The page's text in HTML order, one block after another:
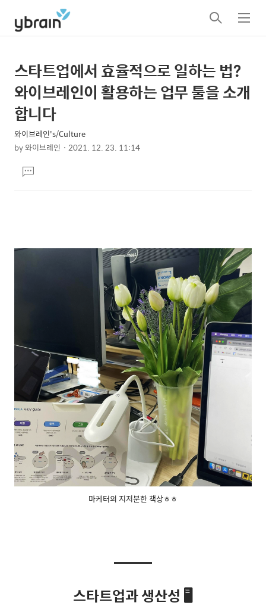
검
색
메
뉴
상
세
컨
텐
츠
본
제
목
스타트업에서 효율적으로 일하는 법?
와이브레인이 활용하는 업무 툴을 소개
합니다
와이브레인's/Culture
by와이브레인 2021. 12. 23. 11:14
문댓
글
마케터의 지저분한 책상ㅎㅎ
스타트업과 생산성 🖥